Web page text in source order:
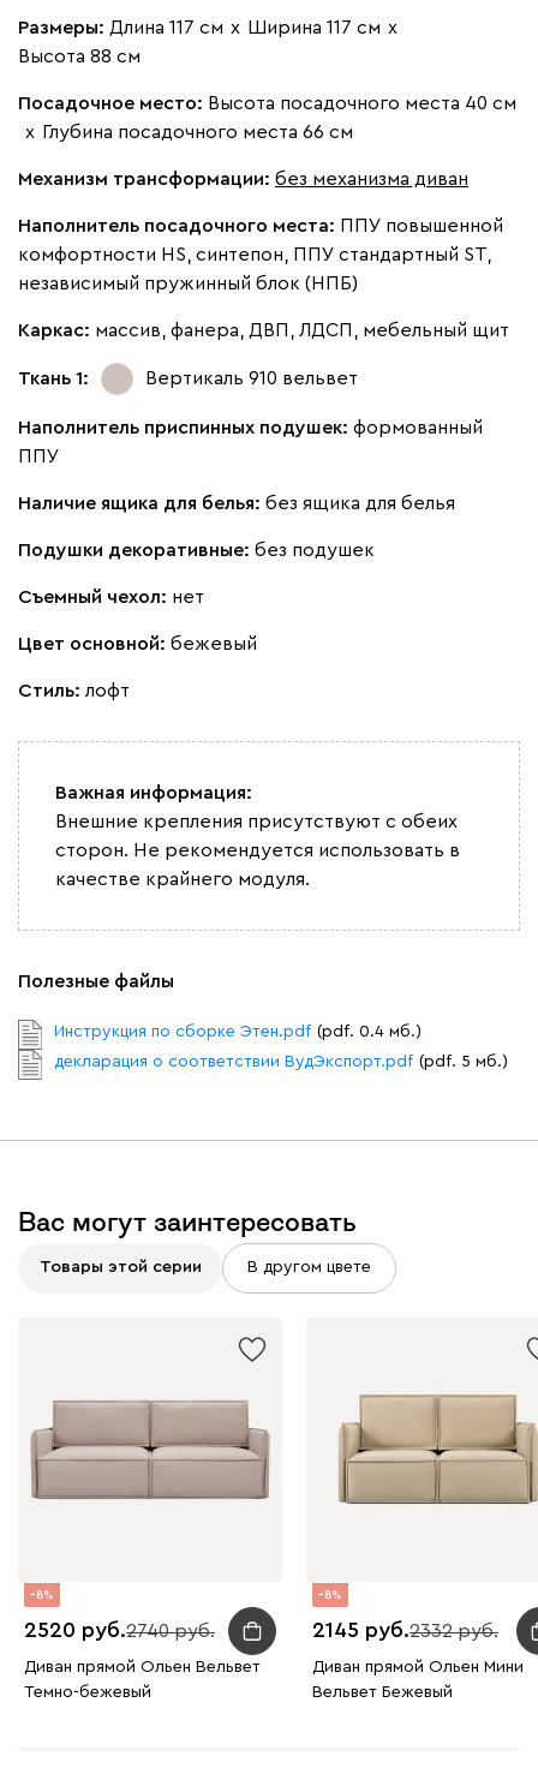
Бежевый Графит
Онли
020 120 236
Мола
Жёлтый
Ланза 1691
Бежевый Вишневый
Кларинс 1861
100 130 690
Виридис Клэй Оранж
Латте
Размеры: Длина 117 см х Ширина 117 см х
Высота 88 см
Посадочное место: Высота посадочного места 40 см
х Глубина посадочного места 66 см
Механизм трансформации: без механизма диван
Наполнитель посадочного места: ППУ повышенной
комфортности HS, синтепон, ППУ стандартный ST,
независимый пружинный блок (НПБ)
Каркас: массив, фанера, ДВП, ЛДСП, мебельный щит
Ткань 1: Вертикаль 910 вельвет
Наполнитель приспинных подушек: формованный
ППУ
Наличие ящика для белья: без ящика для белья
Подушки декоративные: без подушек
Съемный чехол: нет
Цвет основной: бежевый
Стиль: лофт
Важная информация:
Внешние крепления присутствуют с обеих
сторон. Не рекомендуется использовать в
качестве крайнего модуля.
Полезные файлы
Инструкция по сборке Этен.pdf (pdf. 0.4 мб.)
декларация о соответствии ВудЭкспорт.pdf (pdf. 5 мб.)
Вас могут заинтересовать
Товары этой серии В другом цвете
8
2520 2740
Диван прямой Ольен Вельвет
Темно-бежевый
8
2145 2332
Диван прямой Ольен Мини
Вельвет Бежевый